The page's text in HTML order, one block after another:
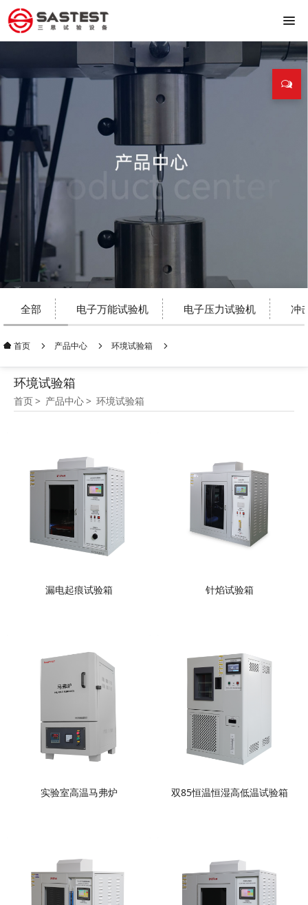
全部 电子万能试验机 电子压力试验机 冲
首页 产品中心 环境试验箱
环境试验箱
首页 产品中心 环境试验箱
漏电起痕试验箱 针焰试验箱
实验室高温马弗炉 双85恒温恒湿高低温试验箱